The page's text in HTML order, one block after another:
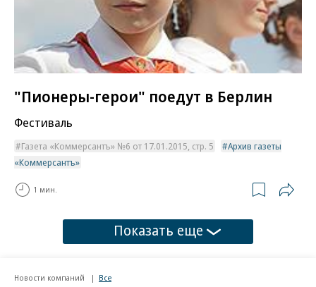
"Пионеры-герои" поедут в Берлин
Фестиваль
Газета «Коммерсантъ» №6 от 17.01.2015, стр. 5
Архив газеты
«Коммерсантъ»
1 мин.
Показать еще
Новости компаний Все